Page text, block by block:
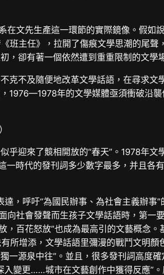
在文先生產這一環節的實際鏡像。假如
班主任》，拉開了傷痕文學思潮的尾聲
，卻有著一個依然遭到重重限制的文學
克不及隨便地改革文學話語，在尋求文
1976—1978年的文學媒體亟須衝破沿
迎來了競相開放的“春天”。1978年文
時代的發刊詞多少數字最多，并且各
，呼吁“為國民辦事、為社會主義辦事
向社會發聲而生孩子文學話語時，第一
百花怒放”也成為最高引的文藝概念
所增添，文學話語里彌漫的戰鬥文明
源泉中往”。並且，很多發刊詞高度
變更……城市在文藝創作中獲得反應”